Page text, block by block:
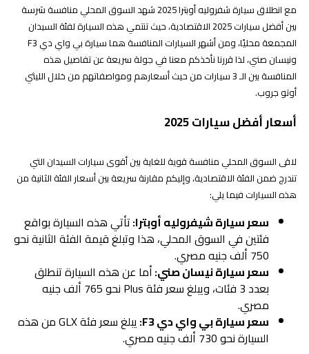
مع انطلاق سيارة شفروليه أوبترا 2025 شهد السوق المحلي منافسة شرسة
بين أفضل سيارات 2025 الاقتصادية، حيث تنتمي هذه السيارة لفئة السيدان
المجمعة محليًا، ومن أشهر السيارات المنافسة هما سيارة بي واي دي F3
ونيسان صني، لذا قررنا نأخذكم معنا في جولة سريعة عن تفاصيل هذه
المنافسة بين الـ 3 سيارات من حيث أسعارهم ومواصفاتهم من خلال الليثي
أوتو جروب.
أسعار أفضل سيارات 2025
لاقى السوق المحلي منافسة قوية للغاية بين أقوى سيارات السيدان التي
تندرج ضمن الفئة الاقتصادية، وإليكم مقارنة سريعة بين أسعار الفئة الثانية من
هذه السيارات فيما يلي:
سعر سيارة شيفروليه أوبترا:تأتي هذه السيارة بواقع
فئتين في السوق المحلي، هذا وتبلغ قيمة الفئة الثانية نحو
750 ألف جنيه مصري.
سعر سيارة نيسان صني:أما عن هذه السيارة تنطلق
بعدد 3 فئات، ويبلغ سعر فئة Plus نحو 765 ألف جنيه
مصري.
سعر سيارة بي واي دي F3:
يبلغ سعر فئة GLX من هذه
السيارة نحو 730 ألف جنيه مصري.